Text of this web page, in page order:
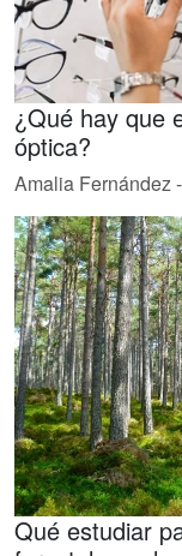
¿Qué hay que
óptica?
Amalia Fernández-
Qué estudiar